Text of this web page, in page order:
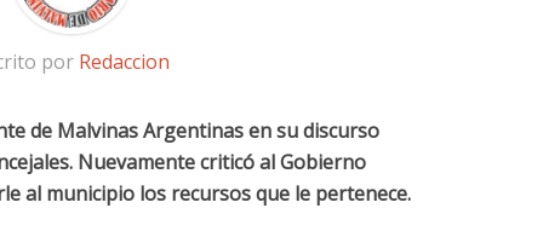
por Redaccion
de Malvinas Argentinas en su discurso
Nuevamente criticó al Gobierno
al municipio los recursos que le pertenece.